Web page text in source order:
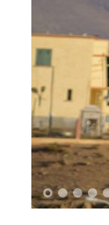
1 2 3 4 5